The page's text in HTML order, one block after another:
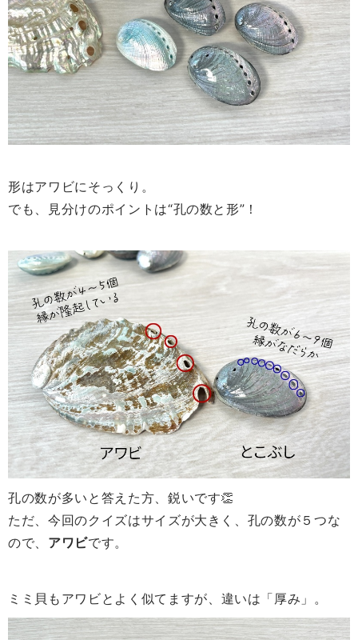
形はアワビにそっくり。
でも、見分けのポイントは“孔の数と形”！
孔の数が多いと答えた方、鋭いです👏
ただ、今回のクイズはサイズが大きく、孔の数が５つな
ので、 アワビです。
ミミ貝もアワビとよく似てますが、 違いは「厚み」。